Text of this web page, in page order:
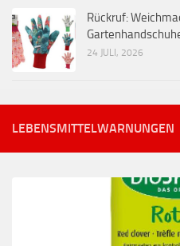
Rückruf:
24 JULI, 2026
LEBENSMITTELWARNUNGEN